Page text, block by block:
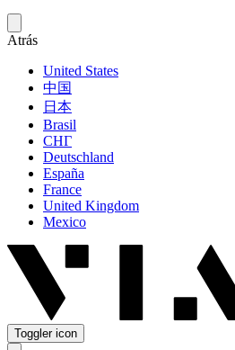
Atrás
United States
中国
日本
Brasil
СНГ
Deutschland
España
France
United Kingdom
Mexico
Toggler icon